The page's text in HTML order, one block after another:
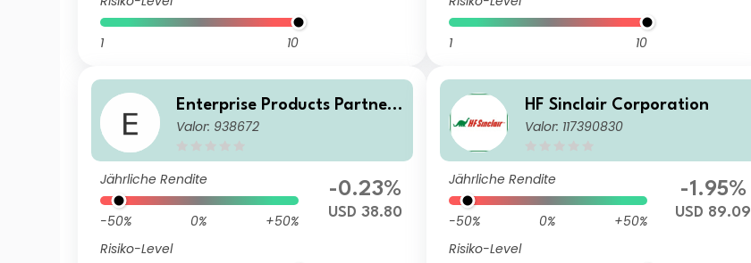
1 10 1 10
Enterprise Products Partners
LP
Valor: 938672
Jährliche Rendite
-50% 0%
+50%
Risiko-Level
-0.23%
USD 38.80
HF Sinclair Corporation
Valor: 117390830
Jährliche Rendite
-50% 0%
+50%
Risiko-Level
-1.95%
USD 89.09